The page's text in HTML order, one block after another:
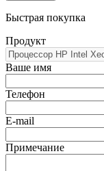
Быстрая покупка
Продукт
Ваше имя
Телефон
E-mail
Примечание